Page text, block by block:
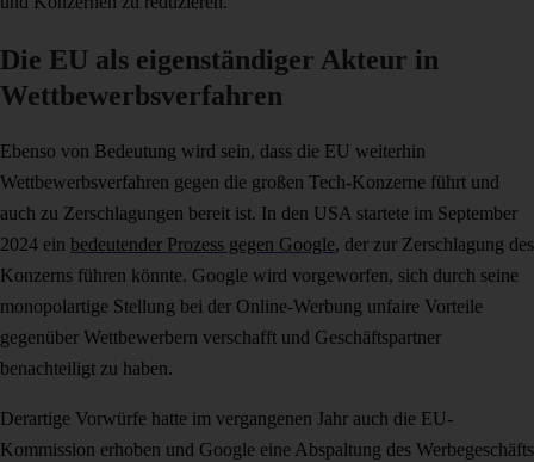
Die EU als eigenständiger Akteur in
Wettbewerbsverfahren
Ebenso von Bedeutung wird sein, dass die EU weiterhin
Wettbewerbsverfahren gegen die großen Tech-Konzerne führt und
auch zu Zerschlagungen bereit ist. In den USA startete im September
2024 ein bedeutender Prozess gegen Google, der zur Zerschlagung des
Konzerns führen könnte. Google wird vorgeworfen, sich durch seine
monopolartige Stellung bei der Online-Werbung unfaire Vorteile
gegenüber Wettbewerbern verschafft und Geschäftspartner
benachteiligt zu haben.
Derartige Vorwürfe hatte im vergangenen Jahr auch die EU-
Kommission erhoben und Google eine Abspaltung des Werbegeschäfts